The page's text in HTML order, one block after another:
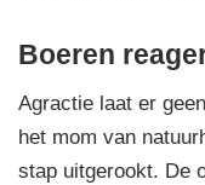
Boeren
Agractie laat er
het mom van
stap uitgerookt. De